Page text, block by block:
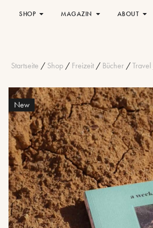
SHOP MAGAZIN ABOUT
Startseite / Shop / Freizeit/ Bücher /Travel
New